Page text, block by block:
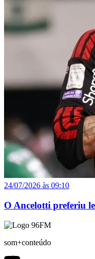
24/07/2026 às 09:10
O Ancelotti preferiu
som+conteúdo